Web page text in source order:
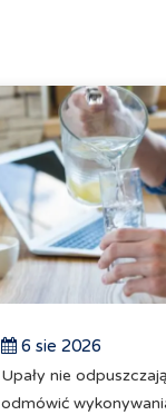
6 sie 2026
Upały nie
odmówić